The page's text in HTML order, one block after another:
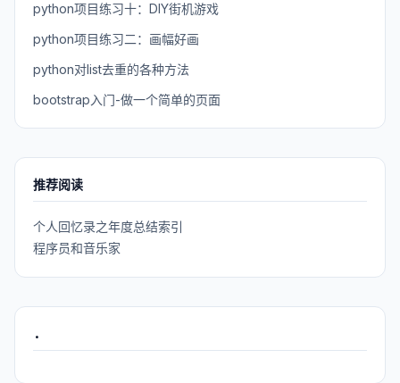
python项目练习十：DIY街机游戏
python项目练习二：画幅好画
python对list去重的各种方法
bootstrap入门-做一个简单的页面
推荐阅读
个人回忆录之年度总结索引
程序员和音乐家
.